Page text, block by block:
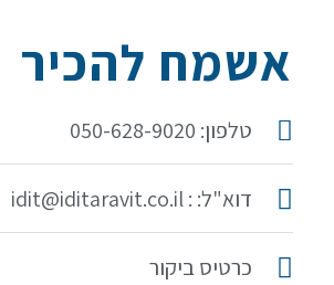
אשמח להכיר
טלפון: 050-628-9020
דוא"ל: : idit@iditaravit.co.il
כרטיס ביקור